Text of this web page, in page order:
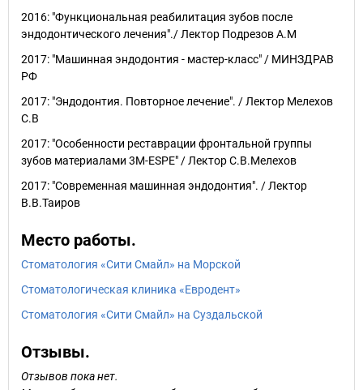
2016: "Функциональная реабилитация зубов после
эндодонтического лечения"./ Лектор Подрезов А.М
2017: "Машинная эндодонтия - мастер-класс" / МИНЗДРАВ
РФ
2017: "Эндодонтия. Повторное лечение". / Лектор Мелехов
С.В
2017: "Особенности реставрации фронтальной группы
зубов материалами 3M-ESPE" / Лектор С.В.Мелехов
2017: "Современная машинная эндодонтия". / Лектор
В.В.Таиров
Место работы.
Стоматология «Сити Смайл» на Морской
Стоматологическая клиника «Евродент»
Стоматология «Сити Смайл» на Суздальской
Отзывы.
Отзывов пока нет.